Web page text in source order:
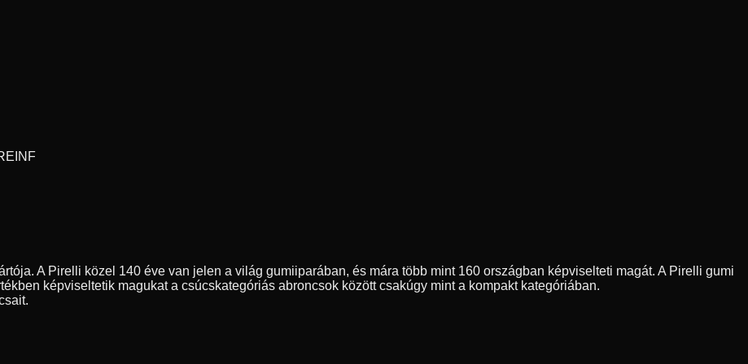
A Pirelli közel 140 éve van jelen a világ gumiiparában, és mára több mint 160 országban képviselteti magát. A Pirelli gumi
képviseltetik magukat a csúcskategóriás abroncsok között csakúgy mint a kompakt kategóriában.